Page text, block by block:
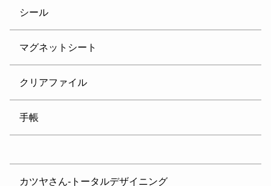
シール
マグネットシート
クリアファイル
手帳
カツヤさん-トータルデザイニング